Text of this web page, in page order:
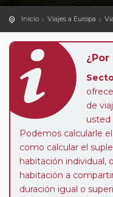
Inicio Viajes a Europa
de
usted
Podemos calcularle
como calcular el
habitación individual,
habitación a
duración igual o